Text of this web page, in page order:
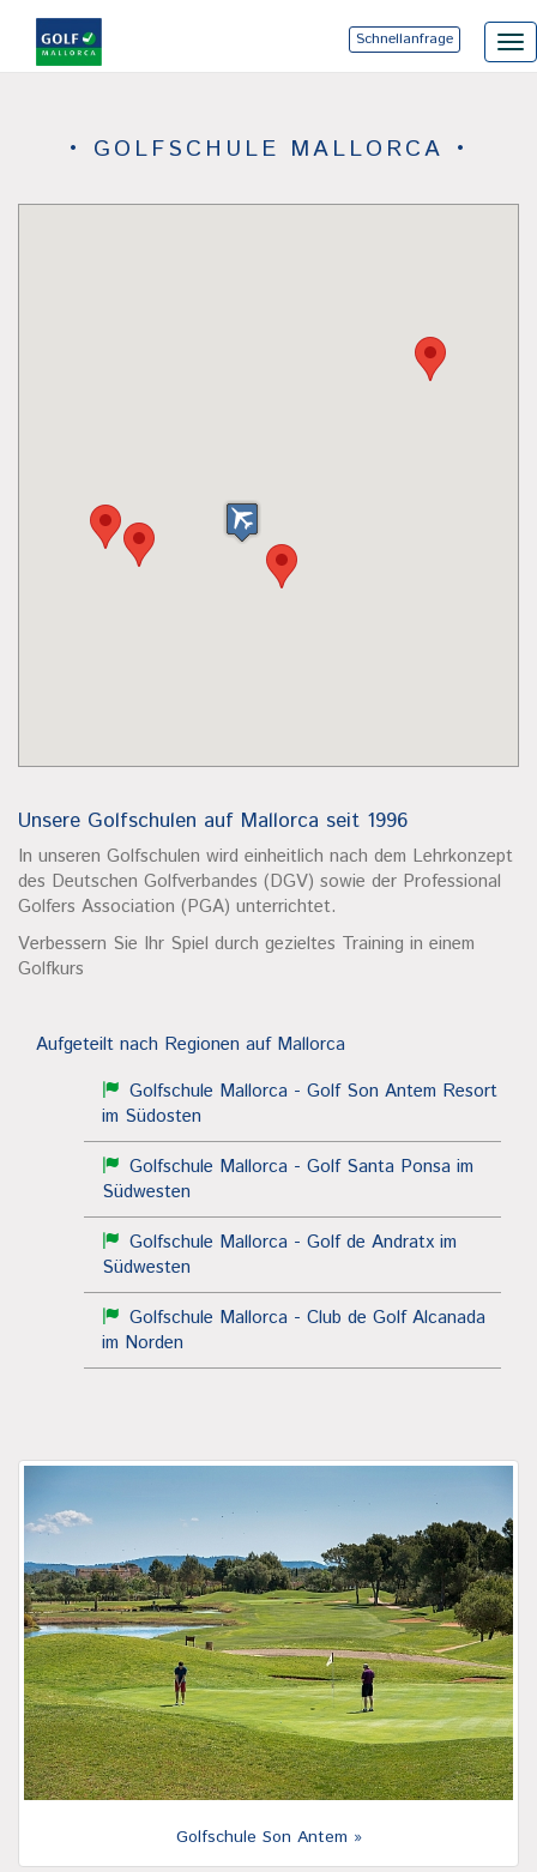
Schnellanfrage
• GOLFSCHULE MALLORCA •
Unsere Golfschulen auf Mallorca seit 1996
In unseren Golfschulen wird einheitlich nach dem Lehrkonzept
des Deutschen Golfverbandes (DGV) sowie der Professional
Golfers Association (PGA) unterrichtet.
Verbessern Sie Ihr Spiel durch gezieltes Training in einem
Golfkurs
Aufgeteilt nach Regionen auf Mallorca
Golfschule Mallorca - Golf Son Antem Resort
im Südosten
Golfschule Mallorca - Golf Santa Ponsa im
Südwesten
Golfschule Mallorca - Golf de Andratx im
Südwesten
Golfschule Mallorca - Club de Golf Alcanada
im Norden
Golfschule Son Antem »